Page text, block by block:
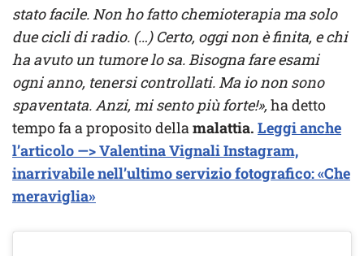
stato facile. Non ho fatto chemioterapia ma solo
due cicli di radio. (…) Certo, oggi non è finita, e chi
ha avuto un tumore lo sa. Bisogna fare esami
ogni anno, tenersi controllati. Ma io non sono
spaventata. Anzi, mi sento più forte!»,ha detto
tempo fa a proposito dellamalattia. Leggi anche
l’articolo —> Valentina Vignali Instagram,
inarrivabile nell’ultimo servizio fotografico: «Che
meraviglia»